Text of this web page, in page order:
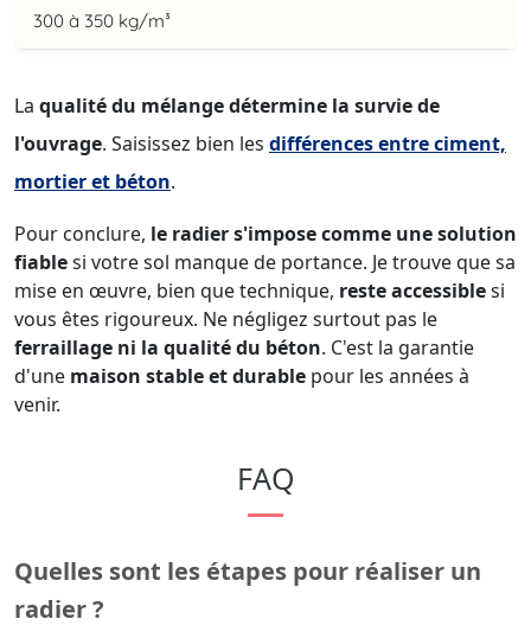
300 à 350 kg/m³
La qualité du mélange détermine la survie de
l'ouvrage. Saisissez bien les différences entre ciment,
mortier et béton.
Pour conclure, le radier s'impose comme une solution
fiablesi votre sol manque de portance. Je trouve que sa
mise en œuvre, bien que technique, reste accessiblesi
vous êtes rigoureux. Ne négligez surtout pas le
ferraillage ni la qualité du béton. C'est la garantie
d'une maison stable et durable pour les années à
venir.
FAQ
Quelles sont les étapes pour réaliser un
radier ?